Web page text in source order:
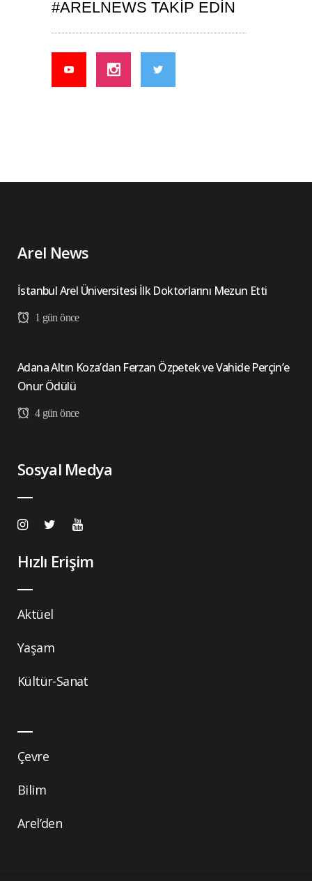
#ARELNEWS TAKIP EDIN
Arel News
İstanbul Arel Üniversitesi İlk Doktorlarını Mezun Etti
1 gün önce
Adana Altın Koza’dan Ferzan Özpetek ve Vahide Perçin’e
Onur Ödülü
4 gün önce
Sosyal Medya
Hızlı Erişim
Aktüel
Yaşam
Kültür-Sanat
Çevre
Bilim
Arel’den